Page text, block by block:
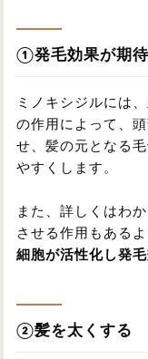
①発毛効果が期
ミノキシジルには
の作用によって、
せ、髪の元となる
やすくします。
また、詳しくはわ
させる作用もある
細胞が活性化し発
②髪を太くする